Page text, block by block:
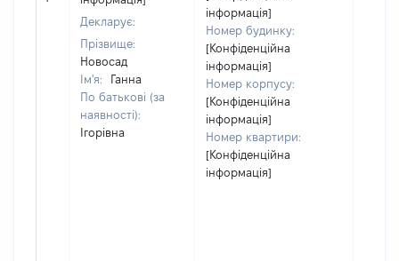
Декларує:
Прізвище:
Новосад
Ім'я:
Ганна
По батькові (за
наявності):
Ігорівна
інформація]
Номер будинку:
[Конфіденційна
інформація]
Номер корпусу:
[Конфіденційна
інформація]
Номер квартири:
[Конфіденційна
інформація]